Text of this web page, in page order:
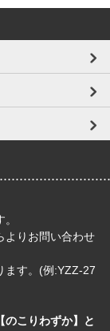
よりお問い合わせ
ます。(例:YZZ-27
こりわずか】と